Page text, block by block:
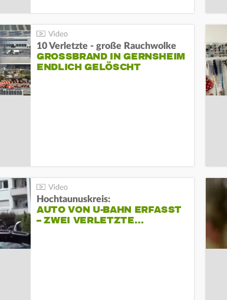
10 Verletzte - große Rauchwolke
GROSSBRAND IN GERNSHEIM E
NDLICH GELÖSCHT
Hochtaunuskreis:
AUTO VON U-BAHN ERFASST
– ZWEI VERLETZTE…